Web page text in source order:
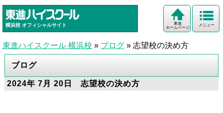
横浜校 オフィシャルサイト メニュー
東進
ホームページ
東進ハイスクール 横浜校 » ブログ » 志望校の決め方
ブログ
2024年 7月 20日 志望校の決め方